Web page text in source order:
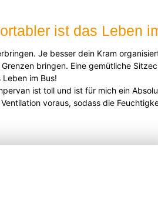
ist das Leben
Je besser dein Kram
bringen. Eine gemütliche
im Bus!
ist toll und ist für mich ein
voraus, sodass die